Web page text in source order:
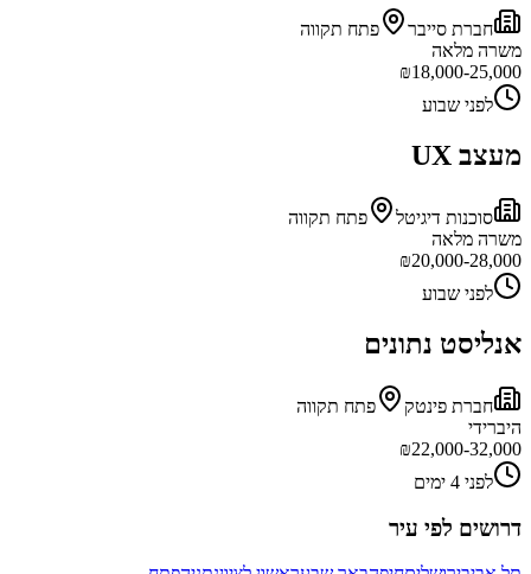
חברת סייבר
פתח תקווה
משרה מלאה
₪18,000-25,000
לפני שבוע
מעצב UX
סוכנות דיגיטל
פתח תקווה
משרה מלאה
₪20,000-28,000
לפני שבוע
אנליסט נתונים
חברת פינטק
פתח תקווה
היברידי
₪22,000-32,000
לפני 4 ימים
דרושים לפי עיר